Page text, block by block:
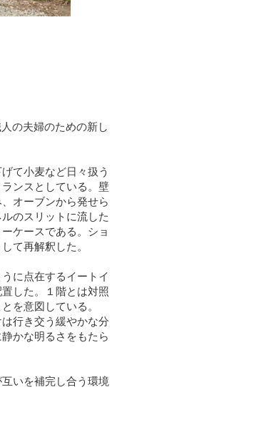
の夫婦のための新し
て小麦など日々扱う
ンスとしている。壁
オーブンから発せら
のスリットに流した
ケースである。ショ
て再解釈した。
に点在するイートイ
した。１階とは対照
を意図している。
行き交う緩やかな分
かな明るさをもたら
いを補完し合う環境